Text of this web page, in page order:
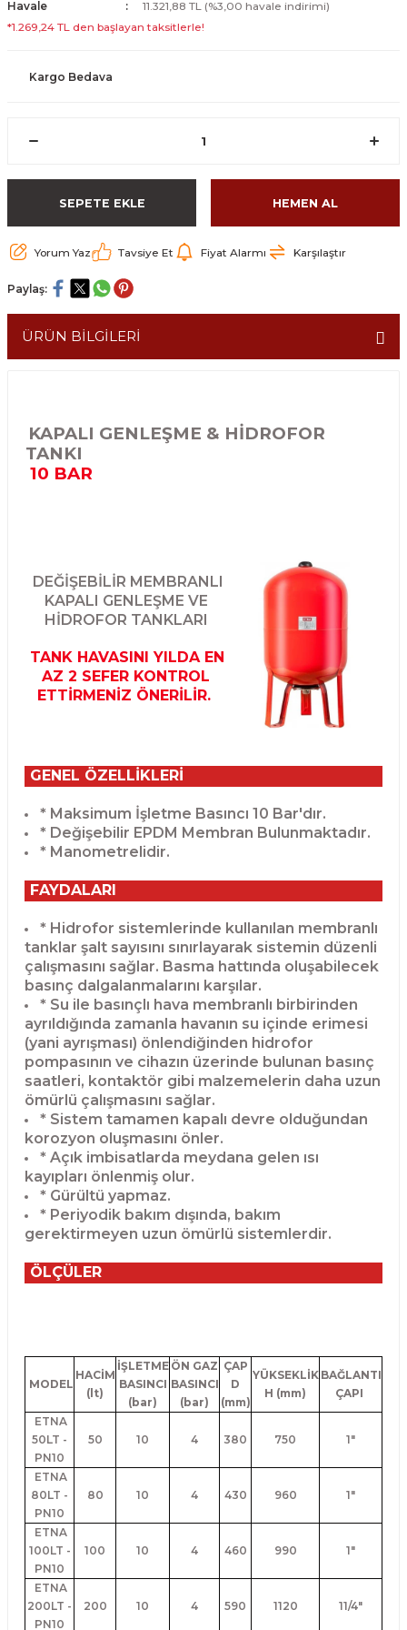
Havale
11.321,88 TL (%3,00 havale indirimi)
*1.269,24 TL den başlayan taksitlerle!
Kargo Bedava
SEPETE EKLE HEMEN AL
Yorum Yaz Tavsiye Et Fiyat Alarmı Karşılaştır
Paylaş:
ÜRÜN BİLGİLERİ
KAPALI GENLEŞME & HİDROFOR
TANKI
10 BAR
DEĞİŞEBİLİR MEMBRANLI
KAPALI GENLEŞME VE
HİDROFOR TANKLARI
TANK HAVASINI YILDA EN
AZ 2 SEFER KONTROL
ETTİRMENİZ ÖNERİLİR.
GENEL ÖZELLİKLERİ
* Maksimum İşletme Basıncı 10 Bar'dır.
* Değişebilir EPDM Membran Bulunmaktadır.
* Manometrelidir.
FAYDALARI
* Hidrofor sistemlerinde kullanılan membranlı
tanklar şalt sayısını sınırlayarak sistemin düzenli
çalışmasını sağlar. Basma hattında oluşabilecek
basınç dalgalanmalarını karşılar.
* Su ile basınçlı hava membranlı birbirinden
ayrıldığında zamanla havanın su içinde erimesi
(yani ayrışması) önlendiğinden hidrofor
pompasının ve cihazın üzerinde bulunan basınç
saatleri, kontaktör gibi malzemelerin daha uzun
ömürlü çalışmasını sağlar.
* Sistem tamamen kapalı devre olduğundan
korozyon oluşmasını önler.
* Açık imbisatlarda meydana gelen ısı
kayıpları önlenmiş olur.
* Gürültü yapmaz.
* Periyodik bakım dışında, bakım
gerektirmeyen uzun ömürlü sistemlerdir.
ÖLÇÜLER
MODEL
HACİM
(lt)
İŞLETME
BASINCI
(bar)
ÖN GAZ
BASINCI
(bar)
ÇAP
D
(mm)
YÜKSEKLİK
H (mm)
BAĞLANTI
ÇAPI
ETNA
50LT -
PN10
50 10 4 380 750 1"
ETNA
80LT -
PN10
80 10 4 430 960 1"
ETNA
100LT -
PN10
100 10 4 460 990 1"
ETNA
200LT -
PN10
200 10 4 590 1120 11/4"